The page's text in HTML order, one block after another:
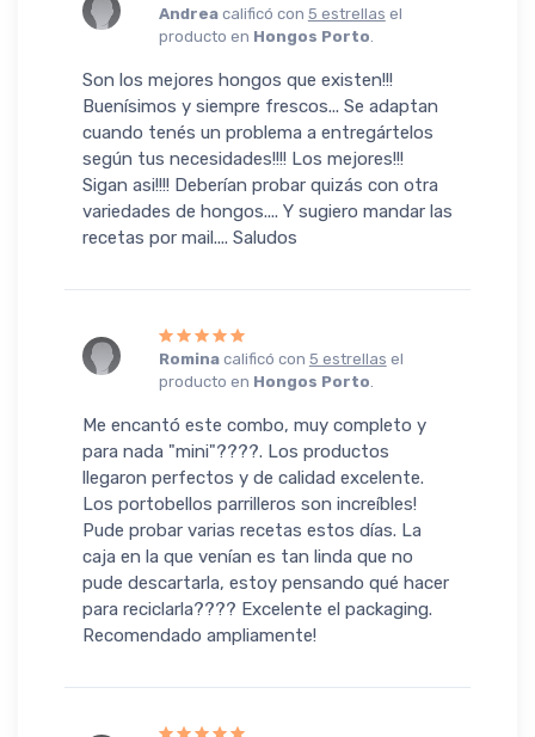
Andreacalificó con 5 estrellas el
producto en Hongos Porto.
Son los mejores hongos que existen!!!
Buenísimos y siempre frescos... Se adaptan
cuando tenés un problema a entregártelos
según tus necesidades!!!! Los mejores!!!
Sigan asi!!!! Deberían probar quizás con otra
variedades de hongos.... Y sugiero mandar las
recetas por mail.... Saludos
Rominacalificó con 5 estrellas el
producto en Hongos Porto.
Me encantó este combo, muy completo y
para nada "mini"????. Los productos
llegaron perfectos y de calidad excelente.
Los portobellos parrilleros son increíbles!
Pude probar varias recetas estos días. La
caja en la que venían es tan linda que no
pude descartarla, estoy pensando qué hacer
para reciclarla???? Excelente el packaging.
Recomendado ampliamente!